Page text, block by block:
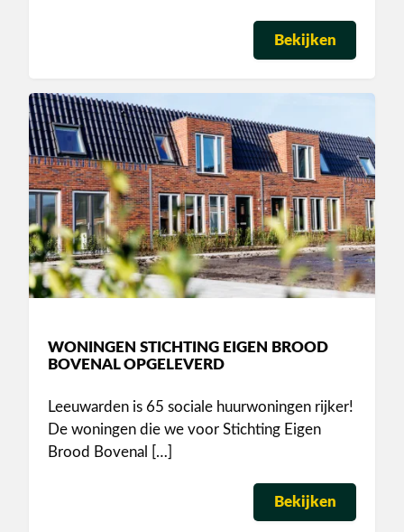
Bekijken
WONINGEN STICHTING EIGEN BROOD
BOVENAL OPGELEVERD
Leeuwarden is 65 sociale huurwoningen rijker!
De woningen die we voor Stichting Eigen
Brood Bovenal […]
Bekijken